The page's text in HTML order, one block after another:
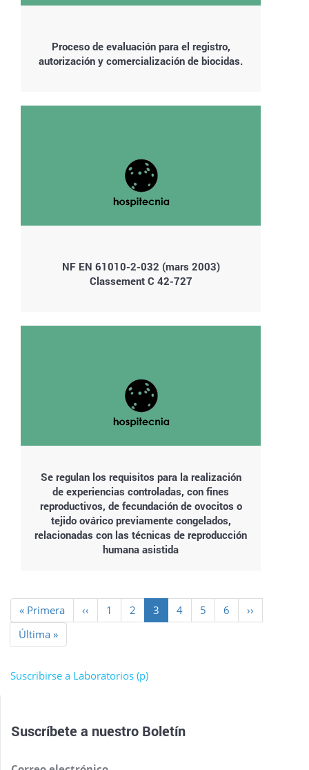
Proceso de evaluación para el registro,
autorización y comercialización de biocidas.
NF EN 61010-2-032 (mars 2003)
Classement C 42-727
Se regulan los requisitos para la realización
de experiencias controladas, con fines
reproductivos, de fecundación de ovocitos o
tejido ovárico previamente congelados,
relacionadas con las técnicas de reproducción
humana asistida
Paginación
Primera
página
« Primera
Página
anterior
‹‹ Page
1 Page
2
Página
actual
3 Page
4 Page
5 Page
6
Siguiente
página
››
Última
página
Última »
Suscribirse a Laboratorios (p)
Suscríbete a nuestro Boletín